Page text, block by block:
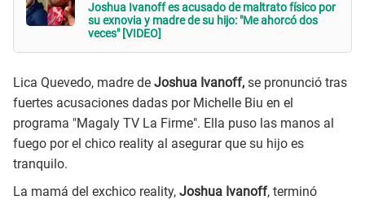
Joshua Ivanoff es acusado de maltrato físico por
su exnovia y madre de su hijo: "Me ahorcó dos
veces" [VIDEO]
Lica Quevedo, madre de Joshua Ivanoff, se pronunció tras
fuertes acusaciones dadas por Michelle Biu en el
programa "Magaly TV La Firme". Ella puso las manos al
fuego por el chico reality al asegurar que su hijo es
tranquilo.
La mamá del exchico reality, Joshua Ivanoff, terminó